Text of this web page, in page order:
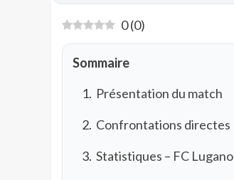
0(0)
Sommaire
Présentation du match
Confrontations directes
Statistiques – FC Lugano